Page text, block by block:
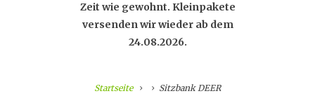
Zeit wie gewohnt. Kleinpakete
versenden wir wieder ab dem
24.08.2026.
Startseite Sitzbank DEER